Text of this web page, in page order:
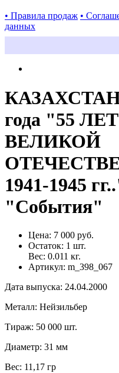
• Правила продаж •
данных
КАЗАХСТАН
года "55
ВЕЛИКОЙ
1941-1945
"События"
Цена: 7 000 руб.
Остаток: 1 шт.
Вес: 0.011 кг.
Артикул: m_398_067
Дата выпуска: 24.04.2000
Металл: Нейзильбер
Тираж: 50 000 шт.
Диаметр: 31 мм
Вес: 11,17 гр